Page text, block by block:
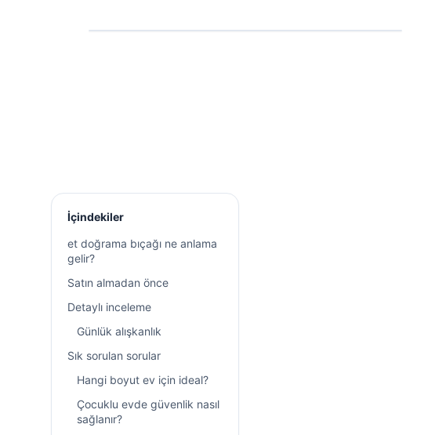
İçindekiler
et doğrama bıçağı ne anlama
gelir?
Satın almadan önce
Detaylı inceleme
Günlük alışkanlık
Sık sorulan sorular
Hangi boyut ev için ideal?
Çocuklu evde güvenlik nasıl
sağlanır?